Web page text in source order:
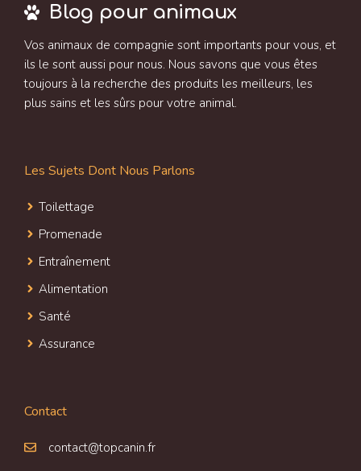
Blog pour animaux
Vos animaux de compagnie sont importants pour vous, et
ils le sont aussi pour nous. Nous savons que vous êtes
toujours à la recherche des produits les meilleurs, les
plus sains et les sûrs pour votre animal.
Les Sujets Dont Nous Parlons
Toilettage
Promenade
Entraînement
Alimentation
Santé
Assurance
Contact
contact@topcanin.fr